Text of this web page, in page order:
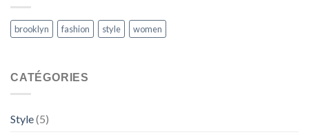
brooklyn fashion style women
CATÉGORIES
Style(5)